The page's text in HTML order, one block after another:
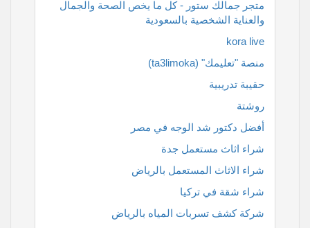
متجر جمالك ستور - كل ما يخص الصحة والجمال
والعناية الشخصية بالسعودية
kora live
منصة "تعليمك" (ta3limoka)
حقيبة تدريبية
روشتة
أفضل دكتور شد الوجه في مصر
شراء اثاث مستعمل جدة
شراء الاثاث المستعمل بالرياض
شراء شقة في تركيا
شركة كشف تسربات المياه بالرياض